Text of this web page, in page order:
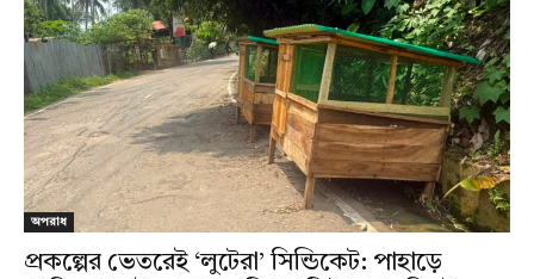
অপরাধ
প্রকল্পের ভেতরেই ‘লুটেরা’ সিন্ডিকেট: পাহাড়ে